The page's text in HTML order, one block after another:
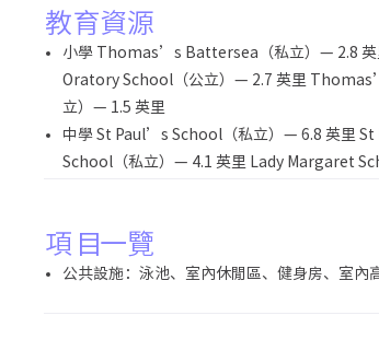
教育資源
小學 Thomas’s Battersea（私立）— 2.8
Oratory School（公立）— 2.7 英里
立）— 1.5 英里
中學 St Paul’s School（私立）— 6.8 英里
School（私立）— 4.1 英里 Lady Margaret
項目一覽
公共設施：泳池、室內休閒區、健身房、室內